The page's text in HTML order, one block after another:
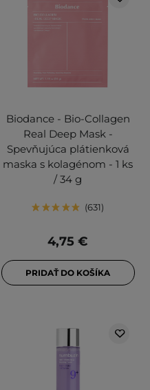
Biodance - Bio-Collagen
Real Deep Mask -
Spevňujúca plátienková
maska s kolagénom - 1 ks
/ 34 g
631
4,75 €
PRIDAŤ DO KOŠÍKA